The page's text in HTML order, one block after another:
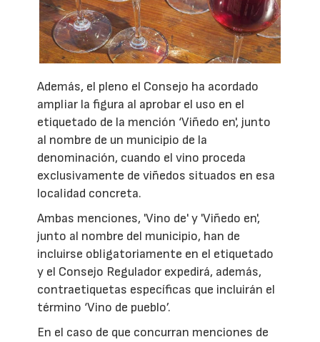
Además, el pleno el Consejo ha acordado
ampliar la figura al aprobar el uso en el
etiquetado de la mención ‘Viñedo en', junto
al nombre de un municipio de la
denominación, cuando el vino proceda
exclusivamente de viñedos situados en esa
localidad concreta.
Ambas menciones, 'Vino de' y 'Viñedo en',
junto al nombre del municipio, han de
incluirse obligatoriamente en el etiquetado
y el Consejo Regulador expedirá, además,
contraetiquetas específicas que incluirán el
término ‘Vino de pueblo’.
En el caso de que concurran menciones de